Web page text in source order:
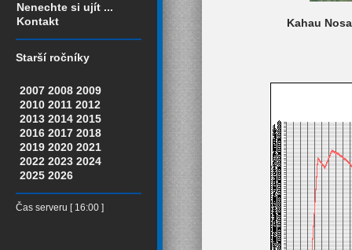
Nenechte si ujít ...
Kontakt
Starší ročníky
2007 2008 2009
2010 2011 2012
2013 2014 2015
2016 2017 2018
2019 2020 2021
2022 2023 2024
2025 2026
Čas serveru [ 16:00 ]
Kahau